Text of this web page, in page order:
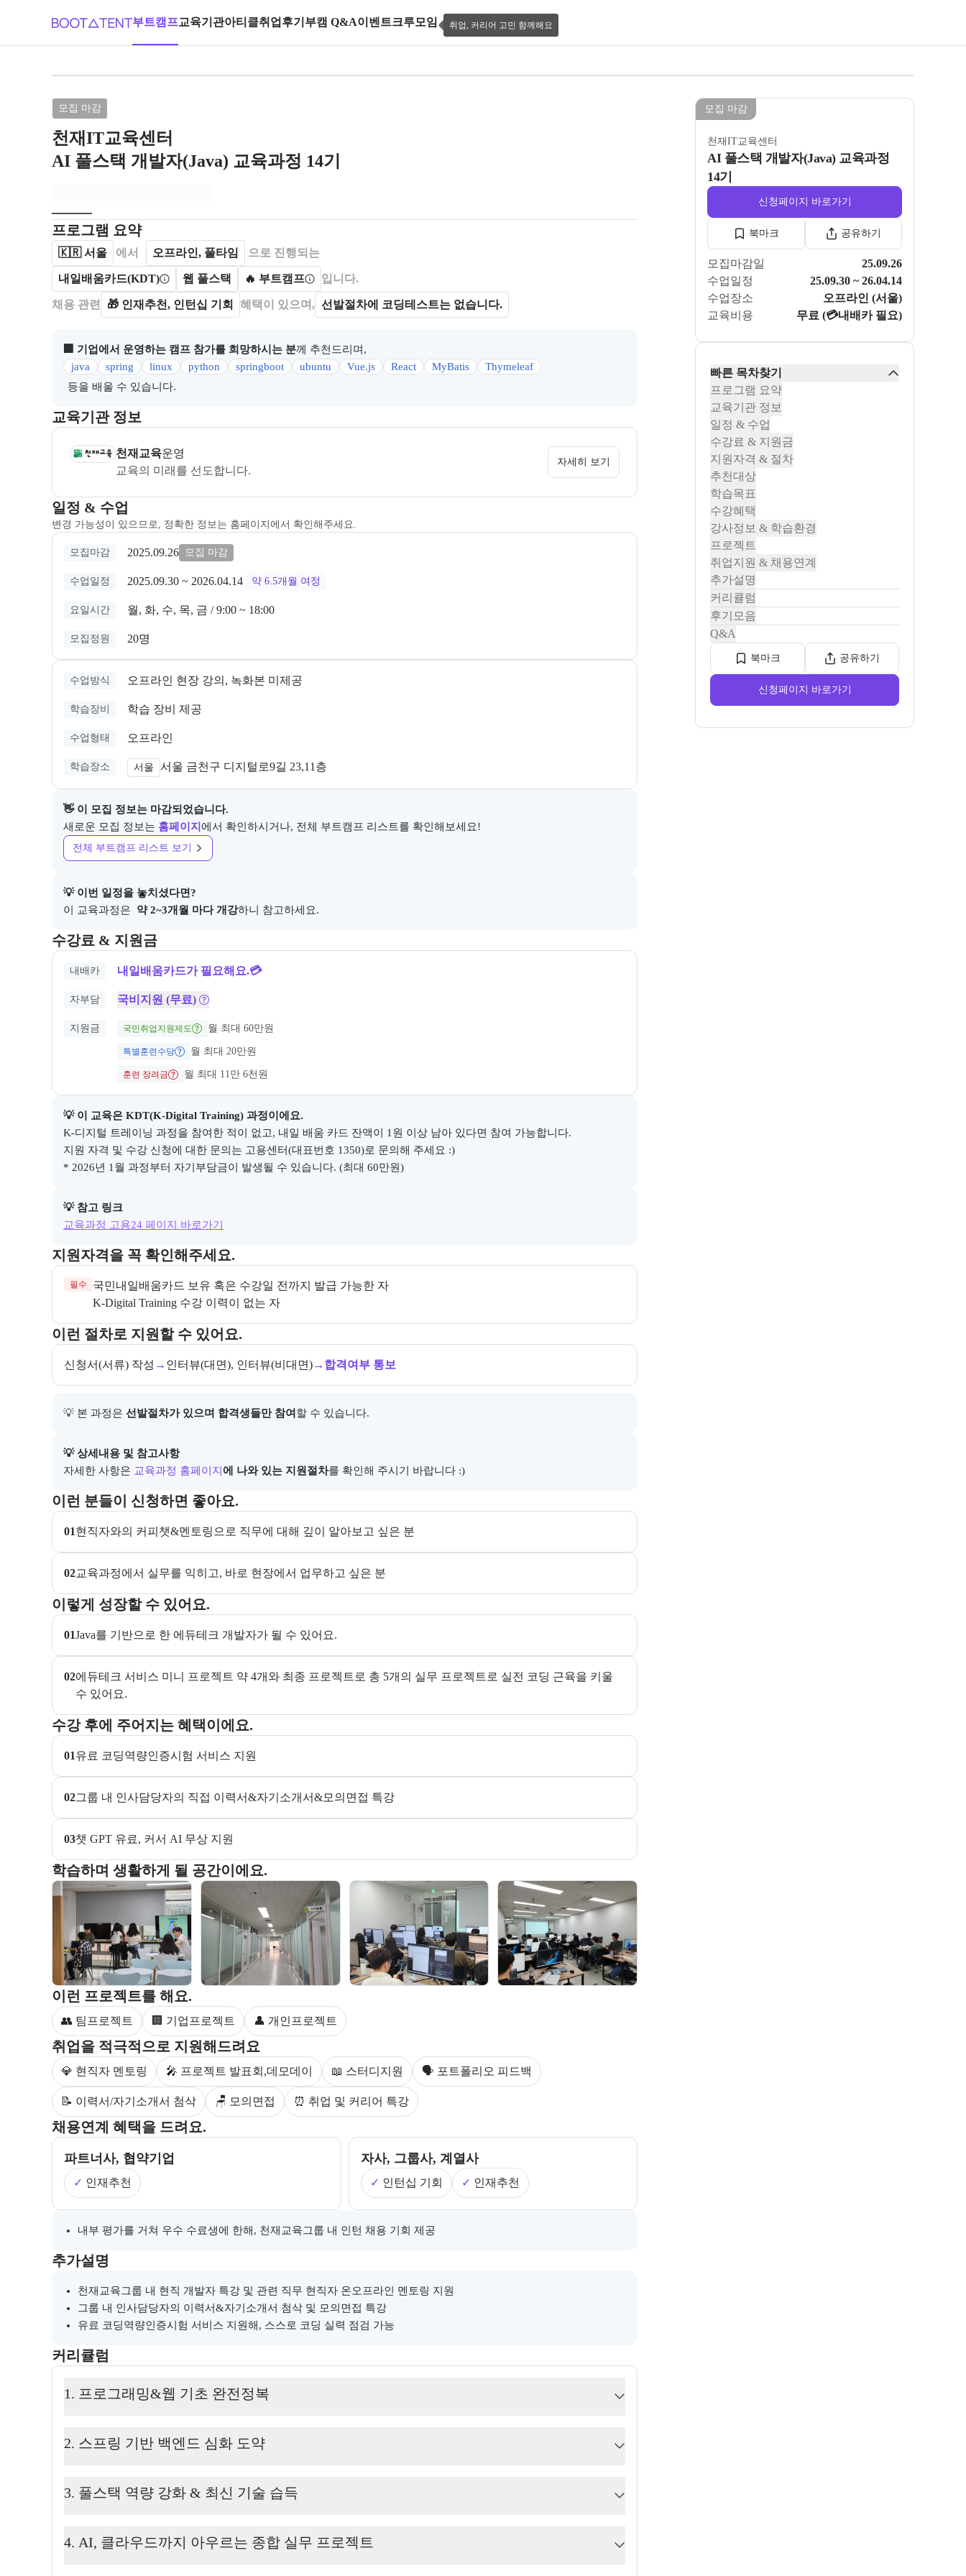
부트캠프교육기관아티클취업후기 부캠 Q&A이벤트크루모임 취업, 커리어 고민 함께해요
모든 사진 보기
모집 마감
천재IT교육센터
AI 풀스택 개발자(Java) 교육과정 14기
브랜드: 천재IT교육센터, 과정명: AI 풀스택 개발자(Java) 교육과정 14기
모집개요
프로그램 요약
캠프를 운영하거나 참여하는 회사 정보를 카드 형태로 제공한다.
🇰🇷서울 에서 오프라인, 풀타임 으로 진행되는
내일배움카드(KDT) 웹 풀스택 🔥 부트캠프 입니다.
채용 관련 🎁 인재추천, 인턴십 기회 혜택이 있으며, 선발절차에 코딩테스트는 없습니다.
🏢 기업에서 운영하는 캠프 참가를 희망하시는 분께 추천드리며,
java
spring linux python springboot ubuntu Vue.js React MyBatis
Thymeleaf
등을 배울 수 있습니다.
이 섹션에서는 부트캠프를 운영하거나 주관하는 회사의 정보를 카드 형태로 안내한다.
교육기관 정보
(주)천재교육은(는) 본 부트캠프의
천재교육운영
교육의 미래를 선도합니다.
자세히 보기
일정 & 수업
변경 가능성이 있으므로, 정확한 정보는 홈페이지에서 확인해주세요.
교육과정 일정과 모집 상태에 따른 안내를 제공한다.
모집마감 2025.09.26 모집 마감
수업일정 2025.09.30 ~ 2026.04.14 약 6.5개월 여정
요일시간 월, 화, 수, 목, 금 / 9:00 ~ 18:00
모집정원 20명
수업방식 오프라인 현장 강의, 녹화본 미제공
학습장비 학습 장비 제공
수업형태 오프라인
학습장소 서울 서울 금천구 디지털로9길 23,11층
👋 이 모집 정보는 마감되었습니다.
새로운 모집 정보는 홈페이지 에서 확인하시거나, 전체 부트캠프 리스트를 확인해보세요!
전체 부트캠프 리스트 보기
💡 이번 일정을 놓치셨다면?
이 교육과정은
약 2~3개월 마다 개강하니 참고하세요.
수강료 & 지원금
교육과정의 비용 및 결제 관련 정보를 안내한다. 필요 시 정부지원 과정 안내와 고용24 참고 링크를 함께 제공한다.
내배카 내일배움카드가 필요해요.💳
자부담 국비지원 (무료)
지원금 국민취업지원제도 월 최대 60만원
특별훈련수당 월 최대 20만원
훈련 장려금 월 최대 11만 6천원
💡 이 교육은 KDT(K-Digital Training) 과정이에요.
K-디지털 트레이닝 과정을 참여한 적이 없고, 내일 배움 카드 잔액이 1원 이상 남아 있다면 참여 가능합니다.
지원 자격 및 수강 신청에 대한 문의는 고용센터(대표번호 1350)로 문의해 주세요 :)
* 2026년 1월 과정부터 자기부담금이 발생될 수 있습니다. (최대 60만원)
💡 참고 링크
교육과정 고용24 페이지 바로가기
지원자격을 꼭 확인해주세요.
교육과정 지원 자격과 우대 사항을 각각 묶어서 안내한다.
필수
K-Digital Training 수강 이력이 없는 자
이런 절차로 지원할 수 있어요.
교육과정 지원 절차와 참여 조건, 상세 참고사항을 안내한다.
신청서(서류) 작성 → 인터뷰(대면), 인터뷰(비대면)→ 합격여부 통보
💡 본 과정은 선발절차가 있으며 합격생들만 참여 할 수 있습니다.
💡 상세내용 및 참고사항
아래에는 지원 절차의 상세 설명 및 참고 링크가 포함된다.
자세한 사항은 교육과정 홈페이지 에 나와 있는 지원절차를 확인해 주시기 바랍니다 :)
이런 분들이 신청하면 좋아요.
이 교육과정이 어떤 분들께 추천되는지 항목으로 안내한다. 더보기 버튼으로 전체 추천 대상을 펼칠 수 있다.
01현직자와의 커피챗&멘토링으로 직무에 대해 깊이 알아보고 싶은 분
02교육과정에서 실무를 익히고, 바로 현장에서 업무하고 싶은 분
이렇게 성장할 수 있어요.
이 교육과정에서 성취할 수 있는 목표를 항목으로 안내한다. 더보기 버튼으로 전체 목표를 펼칠 수 있다.
01Java를 기반으로 한 에듀테크 개발자가 될 수 있어요.
02에듀테크 서비스 미니 프로젝트 약 4개와 최종 프로젝트로 총 5개의 실무 프로젝트로 실전 코딩 근육을 키울
수 있어요.
수강 후에 주어지는 혜택이에요.
교육과정 수강 시 제공되는 혜택 목록을 안내한다.
01유료 코딩역량인증시험 서비스 지원
02그룹 내 인사담당자의 직접 이력서&자기소개서&모의면접 특강
03챗 GPT 유료, 커서 AI 무상 지원
학습하며 생활하게 될 공간이에요.
부트캠프 교육 환경 사진을 목록으로 보여준다.
교육 환경 사진 목록
이런 프로젝트를 해요.
부트캠프 과정에서 진행하는 프로젝트 유형을 안내한다.
👥 팀프로젝트 🏢 기업프로젝트 👤 개인프로젝트
취업을 적극적으로 지원해드려요
부트캠프 수강생을 대상으로 제공되는 취업 지원 서비스를 안내한다.
💎 현직자 멘토링 🎤 프로젝트 발표회,데모데이 📖 스터디지원 🗣 포트폴리오 피드백
📝 이력서/자기소개서 첨삭 🪑 모의면접 ⏰ 취업 및 커리어 특강
채용연계 혜택을 드려요.
부트캠프의 채용 연계 기업 정보와 추가 안내 내용을 제공한다.
파트너사, 협약기업
✓ 인재추천
자사, 그룹사, 계열사
✓ 인턴십 기회 ✓ 인재추천
채용 연계와 관련된 추가 안내 내용을 마크다운 형식으로 제공한다.
내부 평가를 거쳐 우수 수료생에 한해, 천재교육그룹 내 인턴 채용 기회 제공
추가설명
부트캠프와 관련된 추가 안내 및 참고 사항을 제공한다.
천재교육그룹 내 현직 개발자 특강 및 관련 직무 현직자 온오프라인 멘토링 지원
그룹 내 인사담당자의 이력서&자기소개서 첨삭 및 모의면접 특강
유료 코딩역량인증시험 서비스 지원해, 스스로 코딩 실력 점검 가능
커리큘럼
교육과정의 커리큘럼 정보를 안내한다.
커리큘럼
1. 프로그래밍&웹 기초 완전정복
2. 스프링 기반 백엔드 심화 도약
3. 풀스택 역량 강화 & 최신 기술 습득
4. AI, 클라우드까지 아우르는 종합 실무 프로젝트
모집 마감
천재IT교육센터
AI 풀스택 개발자(Java) 교육과정
14기
신청페이지 바로가기
북마크 공유하기
모집마감일
25.09.26
수업일정
25.09.30 ~ 26.04.14
수업장소
오프라인 (서울)
교육비용
무료 (💳내배카 필요)
빠른 목차찾기
프로그램 요약
교육기관 정보
일정 & 수업
수강료 & 지원금
지원자격 & 절차
추천대상
학습목표
수강혜택
강사정보 & 학습환경
프로젝트
취업지원 & 채용연계
추가설명
커리큘럼
후기모음
Q&A
신청페이지 바로가기
북마크 공유하기